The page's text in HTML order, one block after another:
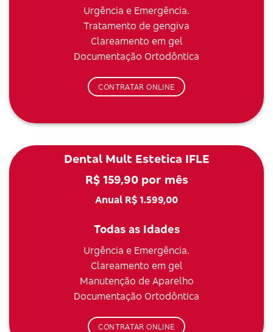
Urgência e Emergência.
Tratamento de gengiva
Clareamento em gel
Documentação Ortodôntica
CONTRATAR ONLINE
Dental Mult Estetica IFLE
R$ 159,90 por mês
Anual R$ 1.599,00
Todas as Idades
Urgência e Emergência.
Clareamento em gel
Manutenção de Aparelho
Documentação Ortodôntica
CONTRATAR ONLINE